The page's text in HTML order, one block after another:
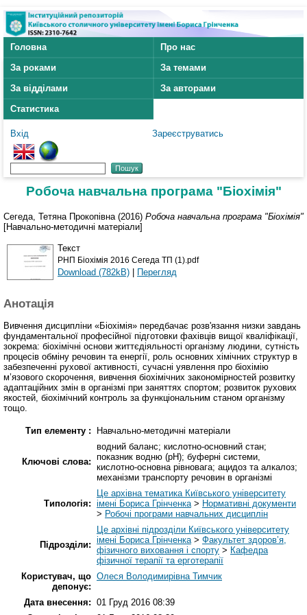
Головна
Про нас
За роками
За темами
За відділами
За авторами
Статистика
Вхід Зареєструватись
Робоча навчальна програма "Біохімія"
Сегеда, Тетяна Прокопівна (2016) Робоча навчальна програма "Біохімія"
[Навчально-методичні матеріали]
Текст
РНП Біохімія 2016 Сегеда ТП (1).pdf
Download (782kB) | Перегляд
Анотація
Вивчення дисципліни «Біохімія» передбачає розв'язання низки завдань
фундаментальної професійної підготовки фахівців вищої кваліфікації,
зокрема: біохімічні основи життєдіяльності організму людини, сутність
процесів обміну речовин та енергії, роль основних хімічних структур в
забезпеченні рухової активності, сучасні уявлення про біохімію
м’язового скорочення, вивчення біохімічних закономірностей розвитку
адаптаційних змін в організмі при заняттях спортом; розвиток рухових
якостей, біохімічний контроль за функціональним станом організму
тощо.
Тип елементу : Навчально-методичні матеріали
Ключові слова:
водний баланс; кислотно-основний стан;
показник водню (рН); буферні системи,
кислотно-основна рівновага; ацидоз та алкалоз;
механізми транспорту речовин в організмі
Типологія:
Це архівна тематика Київського університету
імені Бориса Грінченка> Нормативні документи
> Робочі програми навчальних дисциплін
Підрозділи:
Це архівні підрозділи Київського університету
імені Бориса Грінченка> Факультет здоров’я,
фізичного виховання і спорту > Кафедра
фізичної терапії та ерготерапії
Користувач, що
депонує:
Олеся Володимирівна Тимчик
Дата внесення: 01 Груд 2016 08:39